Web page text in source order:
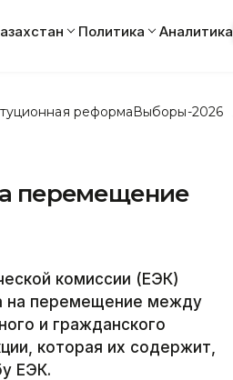
Политика Аналитика
реформаВыборы-2026
перемещение
комиссии (ЕЭК)
на перемещение между
и гражданского
которая их содержит,
ЕЭК.